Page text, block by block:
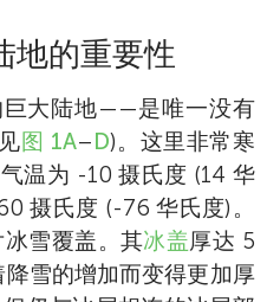
地的重要性
大陆地——是唯一没有
图 1A–D)。这里非常寒
温为 -10 摄氏度 (14 华
摄氏度 (-76 华氏度)。
雪覆盖。其冰盖厚达 5
雪的增加而变得更加厚